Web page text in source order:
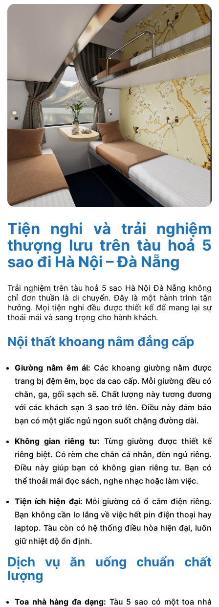
Tiện nghi và trải nghiệm
thượng lưu trên tàu hoả 5
sao đi Hà Nội – Đà Nẵng
Trải nghiệm trên tàu hoả 5 sao Hà Nội Đà Nẵng không
chỉ đơn thuần là di chuyển. Đây là một hành trình tận
hưởng. Mọi tiện nghi đều được thiết kế để mang lại sự
thoải mái và sang trọng cho hành khách.
Nội thất khoang nằm đẳng cấp
Giường nằm êm ái: Các khoang giường nằm được
trang bị đệm êm, bọc da cao cấp. Mỗi giường đều có
chăn, ga, gối sạch sẽ. Chất lượng này tương đương
với các khách sạn 3 sao trở lên. Điều này đảm bảo
bạn có một giấc ngủ ngon suốt chặng đường dài.
Không gian riêng tư: Từng giường được thiết kế
riêng biệt. Có rèm che chắn cá nhân, đèn ngủ riêng.
Điều này giúp bạn có không gian riêng tư. Bạn có
thể thoải mái đọc sách, nghe nhạc hoặc làm việc.
Tiện ích hiện đại: Mỗi giường có ổ cắm điện riêng.
Bạn không cần lo lắng về việc hết pin điện thoại hay
laptop. Tàu còn có hệ thống điều hòa hiện đại, luôn
giữ nhiệt độ ổn định.
Dịch vụ ăn uống chuẩn chất
lượng
Toa nhà hàng đa dạng: Tàu 5 sao có một toa nhà